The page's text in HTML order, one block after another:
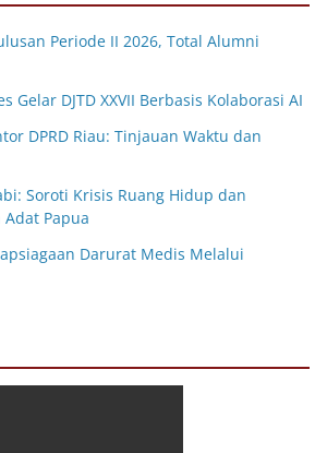
Periode II 2026, Total Alumni
Gelar DJTD XXVII Berbasis Kolaborasi AI
DPRD Riau: Tinjauan Waktu dan
Soroti Krisis Ruang Hidup dan
Papua
Darurat Medis Melalui